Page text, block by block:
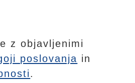
z objavljenimi
poslovanja in
.